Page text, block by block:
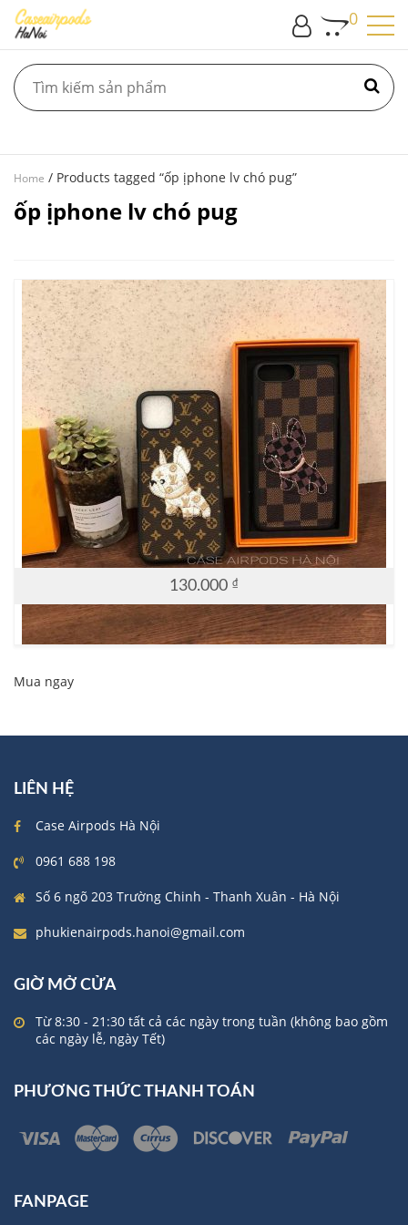
0
Home / Products tagged “ốp ịphone lv chó pug”
ốp ịphone lv chó pug
130.000 ₫
Mua ngay
LIÊN HỆ
Case Airpods Hà Nội
0961 688 198
Số 6 ngõ 203 Trường Chinh - Thanh Xuân - Hà Nội
phukienairpods.hanoi@gmail.com
GIỜ MỞ CỬA
Từ 8:30 - 21:30 tất cả các ngày trong tuần (không bao gồm
các ngày lễ, ngày Tết)
PHƯƠNG THỨC THANH TOÁN
FANPAGE